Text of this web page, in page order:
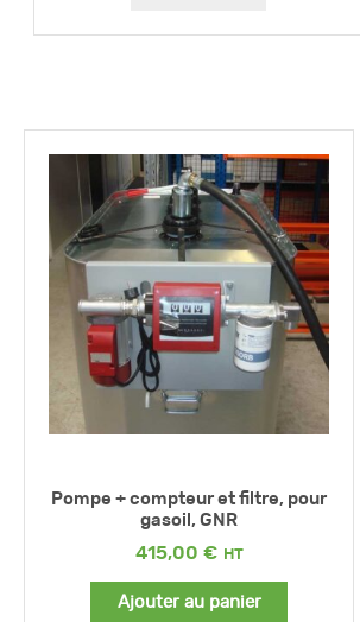
Pompe + compteur et filtre, pour
gasoil, GNR
415,00 €
Ajouter au panier